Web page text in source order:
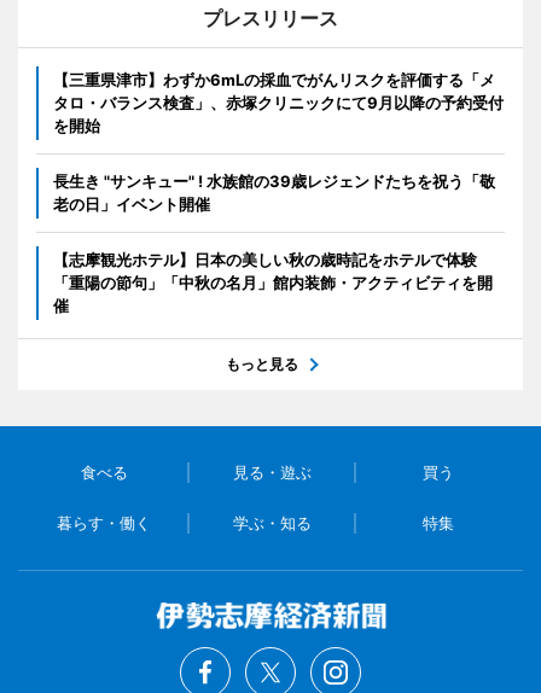
プレスリリース
【三重県津市】わずか6mLの採血でがんリスクを評価する「メ
タロ・バランス検査」、赤塚クリニックにて9月以降の予約受付
を開始
長生き "サンキュー" ! 水族館の39歳レジェンドたちを祝う「敬
老の日」イベント開催
【志摩観光ホテル】日本の美しい秋の歳時記をホテルで体験
「重陽の節句」「中秋の名月」館内装飾・アクティビティを開
催
もっと見る
食べる 見る・遊ぶ 買う
暮らす・働く 学ぶ・知る 特集